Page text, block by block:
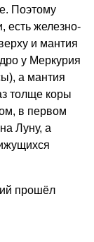
Поэтому
есть железно-
и мантия
у Меркурия
а мантия
толще коры
в первом
Луну, а
прошёл